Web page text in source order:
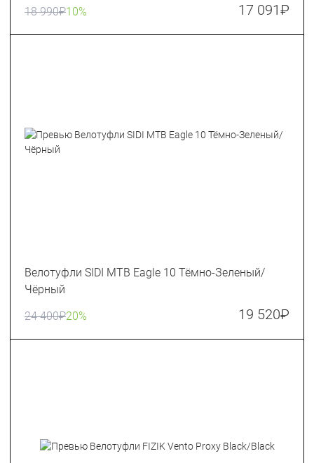
18 990₽10% 17 091₽
Велотуфли SIDI MTB Eagle 10 Тёмно-Зеленый/
Чёрный
24 400₽20% 19 520₽